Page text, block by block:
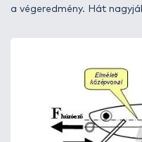
a végeredmény. Hát
fog-e férni a szükséges
vagy koncentrált súlyt
helyezzük el? Mi történik
mellett sem tudjuk
egyszerű kérdések, de